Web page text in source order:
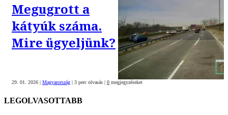
Megugrott a
kátyúk száma.
Mire ügyeljünk?
29. 01. 2026 | Magyarország | 3 perc olvasás | 0 megjegyzéseket
LEGOLVASOTTABB